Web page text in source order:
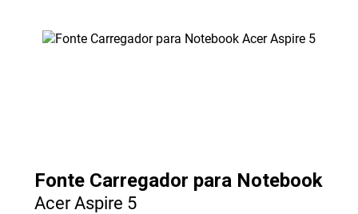
Fonte Carregador para Notebook
Acer Aspire 5